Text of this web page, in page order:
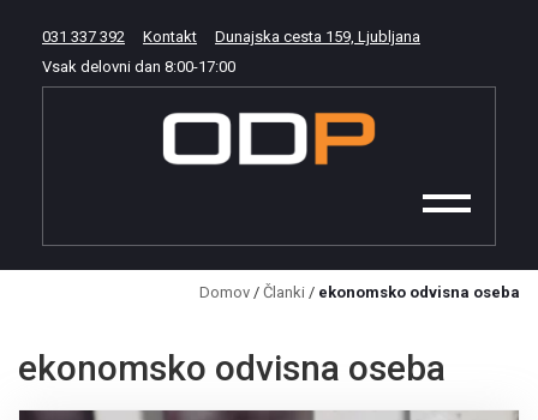
031 337 392 Kontakt
Dunajska cesta 159, Ljubljana
Vsak delovni dan 8:00-17:00
Domov / Članki / ekonomsko odvisna oseba
ekonomsko odvisna oseba